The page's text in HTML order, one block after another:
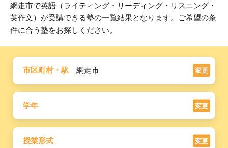
網走市で英語（ライティング・リーディング・リスニング・
英作文）が受講できる塾の一覧結果となります。ご希望の条
件に合う塾をお探しください。
市区町村・駅 網走市 変更
学年 変更
授業形式 変更